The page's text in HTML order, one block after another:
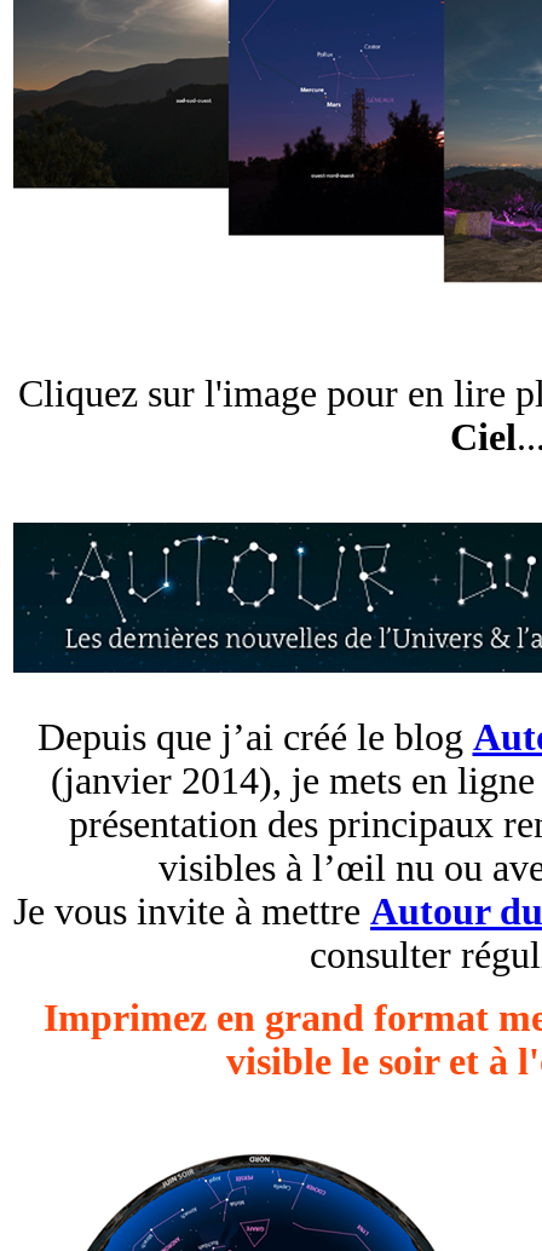
Cliquez sur l'image pour en lire
Ciel
Depuis que j’ai créé le blog
(janvier 2014), je mets en
présentation des principaux
visibles à l’œil nu ou
Je vous invite à mettre Autour
consulter
Imprimez en grand format
visible le soir et à